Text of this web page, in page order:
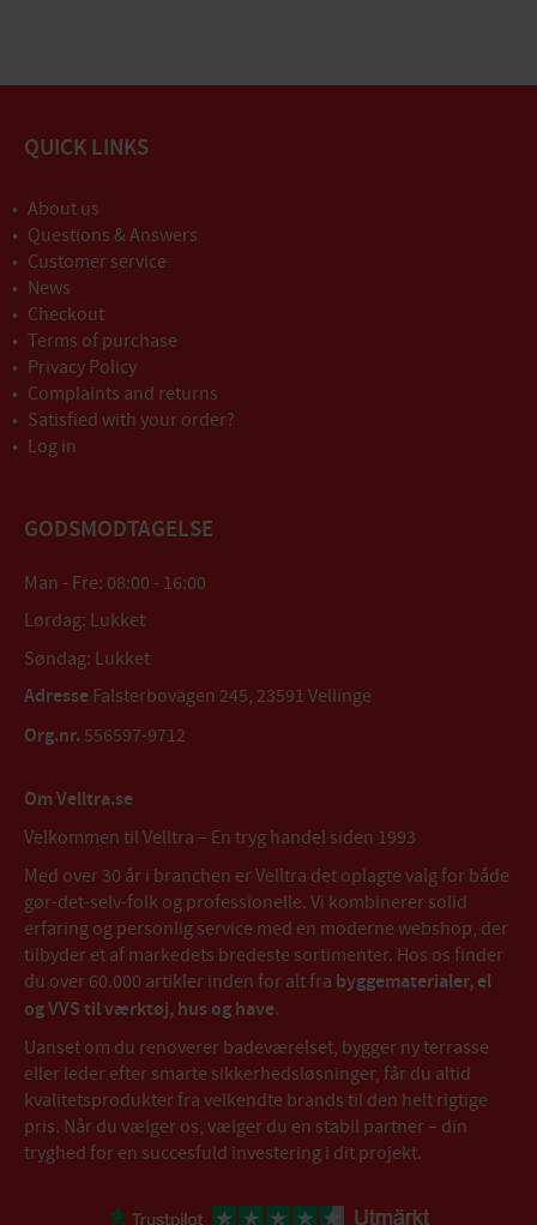
QUICK LINKS
About us
Questions & Answers
Customer service
News
Checkout
Terms of purchase
Privacy Policy
Complaints and returns
Satisfied with your order?
Log in
GODSMODTAGELSE
Man - Fre: 08:00 - 16:00
Lørdag: Lukket
Søndag: Lukket
Adresse Falsterbovägen 245, 23591 Vellinge
Org.nr. 556597-9712
Om Velltra.se
Velkommen til Velltra – En tryg handel siden 1993
Med over 30 år i branchen er Velltra det oplagte valg for både
gør-det-selv-folk og professionelle. Vi kombinerer solid
erfaring og personlig service med en moderne webshop, der
tilbyder et af markedets bredeste sortimenter. Hos os finder
du over 60.000 artikler inden for alt fra byggematerialer, el
og VVS til værktøj, hus og have.
Uanset om du renoverer badeværelset, bygger ny terrasse
eller leder efter smarte sikkerhedsløsninger, får du altid
kvalitetsprodukter fra velkendte brands til den helt rigtige
pris. Når du vælger os, vælger du en stabil partner – din
tryghed for en succesfuld investering i dit projekt.